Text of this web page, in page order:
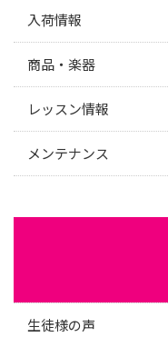
入荷情報
商品・楽器
レッスン情報
メンテナンス
生徒様の声